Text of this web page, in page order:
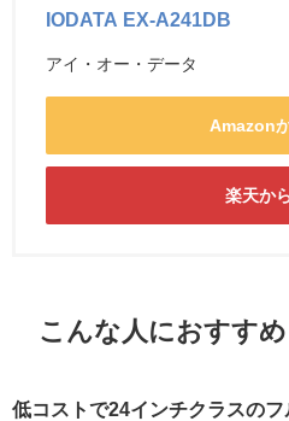
IODATA EX-A241DB
アイ・オー・データ
Amazon
楽天か
こんな人におすすめ
低コストで24インチクラスの